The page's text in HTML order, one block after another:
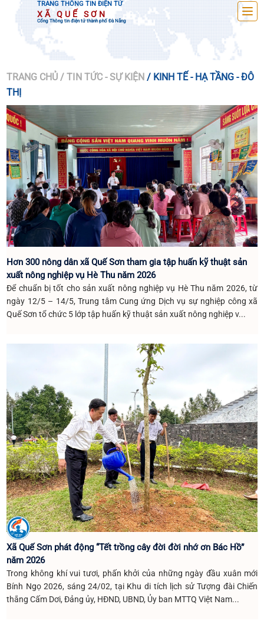
TRANG THÔNG TIN ĐIỆN TỬ
XÃ QUẾ SƠN
Cổng Thông tin điện tử thành phố Đà Nẵng
TRANG CHỦ / TIN TỨC - SỰ KIỆN / KINH TẾ - HẠ TẦNG - ĐÔ
THỊ
Hơn 300 nông dân xã Quế Sơn tham gia tập huấn kỹ thuật sản
xuất nông nghiệp vụ Hè Thu năm 2026
Để chuẩn bị tốt cho sản xuất nông nghiệp vụ Hè Thu năm 2026, từ
ngày 12/5 – 14/5, Trung tâm Cung ứng Dịch vụ sự nghiệp công xã
Quế Sơn tổ chức 5 lớp tập huấn kỹ thuật sản xuất nông nghiệp v...
Xã Quế Sơn phát động “Tết trồng cây đời đời nhớ ơn Bác Hồ”
năm 2026
Trong không khí vui tươi, phấn khởi của những ngày đầu xuân mới
Bính Ngọ 2026, sáng 24/02, tại Khu di tích lịch sử Tượng đài Chiến
thắng Cấm Dơi, Đảng ủy, HĐND, UBND, Ủy ban MTTQ Việt Nam...